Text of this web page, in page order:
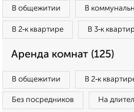
В общежитии В
В 2‑к квартире В 3‑к
Аренда комнат (125)
В общежитии В 2‑к
Без посредников На